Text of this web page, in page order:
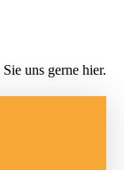
uns gerne hier.